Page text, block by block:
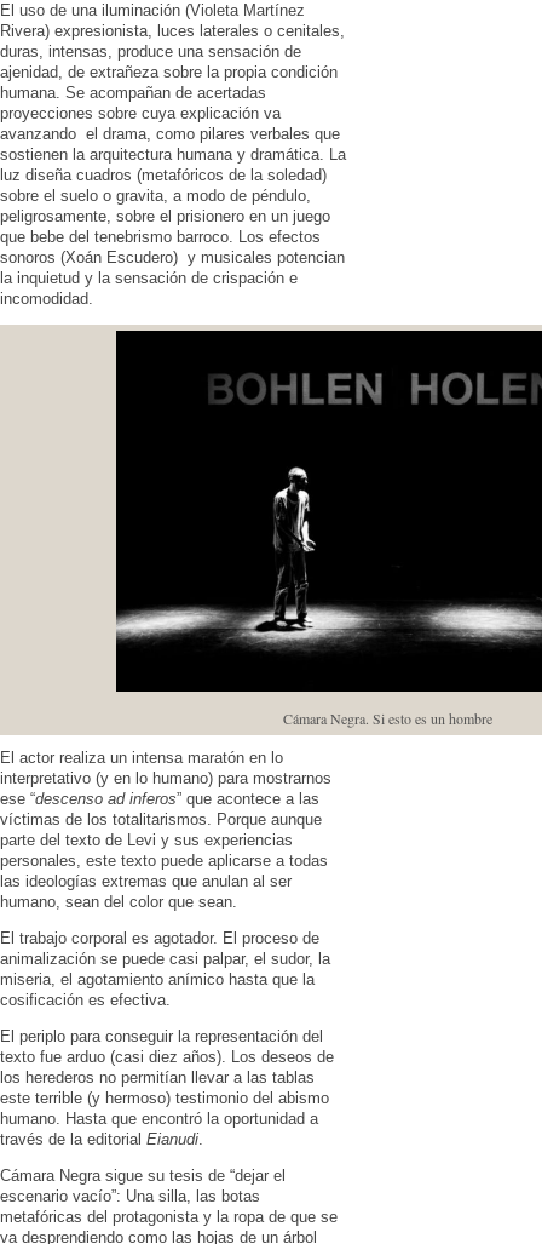
El uso de una iluminación (Violeta Martínez
Rivera) expresionista, luces laterales o cenitales,
duras, intensas, produce una sensación de
ajenidad, de extrañeza sobre la propia condición
humana. Se acompañan de acertadas
proyecciones sobre cuya explicación va
avanzando el drama, como pilares verbales que
sostienen la arquitectura humana y dramática. La
luz diseña cuadros (metafóricos de la soledad)
sobre el suelo o gravita, a modo de péndulo,
peligrosamente, sobre el prisionero en un juego
que bebe del tenebrismo barroco. Los efectos
sonoros (Xoán Escudero) y musicales potencian
la inquietud y la sensación de crispación e
incomodidad.
Cámara Negra. Si esto es un hombre
El actor realiza un intensa maratón en lo
interpretativo (y en lo humano) para mostrarnos
ese “descenso ad inferos” que acontece a las
víctimas de los totalitarismos. Porque aunque
parte del texto de Levi y sus experiencias
personales, este texto puede aplicarse a todas
las ideologías extremas que anulan al ser
humano, sean del color que sean.
El trabajo corporal es agotador. El proceso de
animalización se puede casi palpar, el sudor, la
miseria, el agotamiento anímico hasta que la
cosificación es efectiva.
El periplo para conseguir la representación del
texto fue arduo (casi diez años). Los deseos de
los herederos no permitían llevar a las tablas
este terrible (y hermoso) testimonio del abismo
humano. Hasta que encontró la oportunidad a
través de la editorial Eianudi.
Cámara Negra sigue su tesis de “dejar el
escenario vacío”: Una silla, las botas
metafóricas del protagonista y la ropa de que se
va desprendiendo como las hojas de un árbol